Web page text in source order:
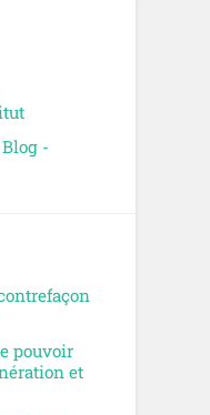
-
pouvoir
et